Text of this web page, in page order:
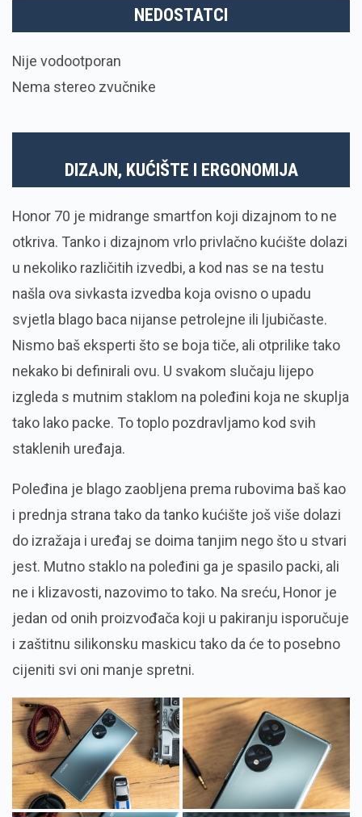
NEDOSTATCI
Nije vodootporan
Nema stereo zvučnike
DIZAJN, KUĆIŠTE I ERGONOMIJA
Honor 70 je midrange smartfon koji dizajnom to ne
otkriva. Tanko i dizajnom vrlo privlačno kućište dolazi
u nekoliko različitih izvedbi, a kod nas se na testu
našla ova sivkasta izvedba koja ovisno o upadu
svjetla blago baca nijanse petrolejne ili ljubičaste.
Nismo baš eksperti što se boja tiče, ali otprilike tako
nekako bi definirali ovu. U svakom slučaju lijepo
izgleda s mutnim staklom na poleđini koja ne skuplja
tako lako packe. To toplo pozdravljamo kod svih
staklenih uređaja.
Poleđina je blago zaobljena prema rubovima baš kao
i prednja strana tako da tanko kućište još više dolazi
do izražaja i uređaj se doima tanjim nego što u stvari
jest. Mutno staklo na poleđini ga je spasilo packi, ali
ne i klizavosti, nazovimo to tako. Na sreću, Honor je
jedan od onih proizvođača koji u pakiranju isporučuje
i zaštitnu silikonsku maskicu tako da će to posebno
cijeniti svi oni manje spretni.